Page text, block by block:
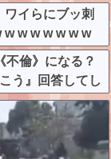
ワイらにブッ刺
w w w w w w w
不倫》になる？
う』回答してし